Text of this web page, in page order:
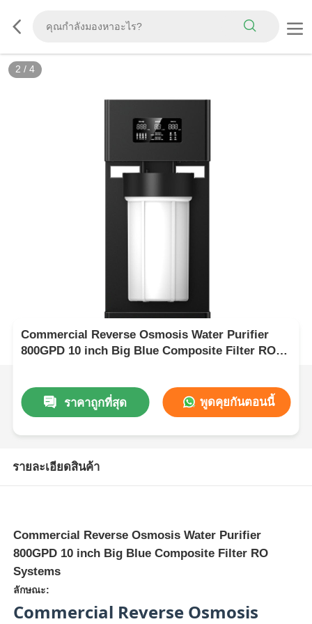
2 / 4
Commercial Reverse Osmosis Water Purifier
800GPD 10 inch Big Blue Composite Filter RO
ราคาถูกที่สุด พูดคุยกันตอนนี้
รายละเอียดสินค้า
Commercial Reverse Osmosis Water Purifier
800GPD 10 inch Big Blue Composite Filter RO
Systems
ลักษณะ:
Commercial Reverse Osmosis